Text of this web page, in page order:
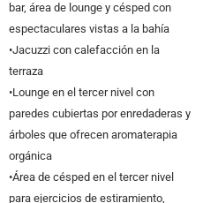
bar, área de lounge y césped con
espectaculares vistas a la bahía
•Jacuzzi con calefacción en la
terraza
•Lounge en el tercer nivel con
paredes cubiertas por enredaderas y
árboles que ofrecen aromaterapia
orgánica
•Área de césped en el tercer nivel
para ejercicios de estiramiento,